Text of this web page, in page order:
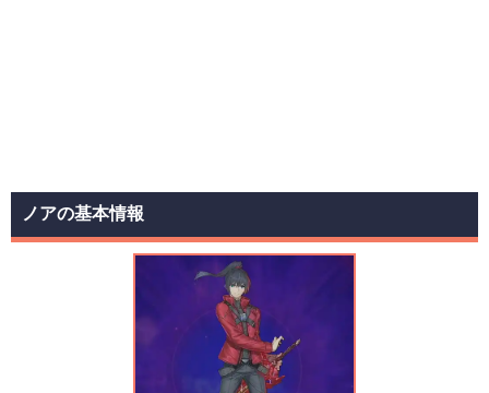
ノアの基本情報